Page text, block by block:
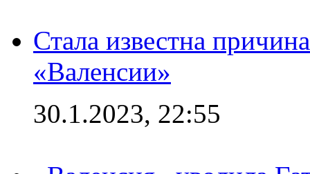
Стала известна
«Валенсии»
30.1.2023, 22:55